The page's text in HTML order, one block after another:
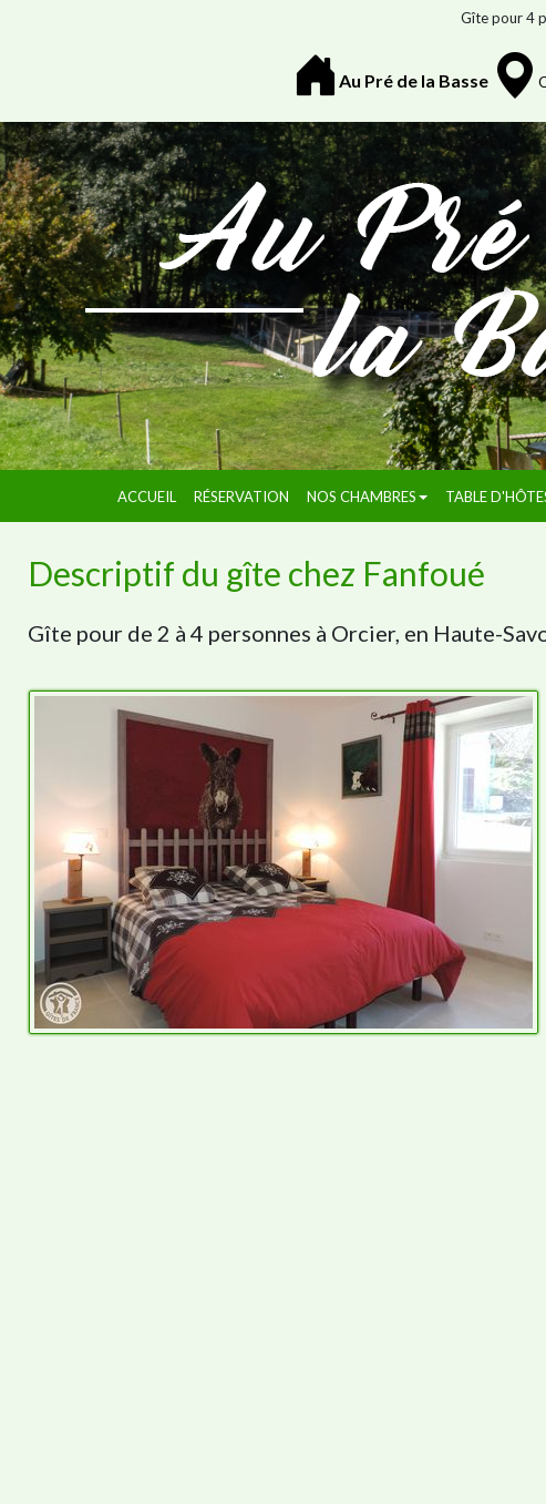
Gîte pour 4
Au Pré de la Basse
ACCUEIL RÉSERVATION NOS CHAMBRES TABLE
Descriptif du gîte chez Fanfoué
Gîte pour de 2 à 4 personnes à Orcier, en Haute-